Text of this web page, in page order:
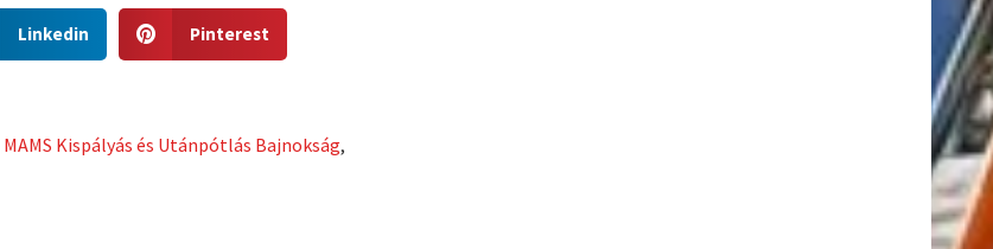
Linkedin
h
o
Pinterest
MAMS Kispályás és Utánpótlás Bajnokság,